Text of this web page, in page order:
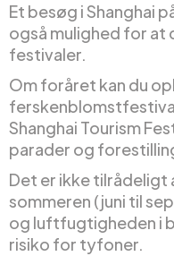
Et besøg i Shanghai
også mulighed for
festivaler.
Om foråret kan du
Shanghai Tourism
parader og
Det er ikke tilrådeligt
sommeren (juni til
og luftfugtigheden i
risiko for tyfoner.